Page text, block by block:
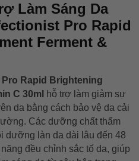
Làm Sáng Da
Pro Rapid
Ferment &
Rapid Brightening
C 30ml
hỗ trợ làm giảm sự
da bằng cách bảo vệ da cải
Các dưỡng chất thẩm
dưỡng làn da dài lâu đến 48
đều chỉnh sắc tố da, giúp